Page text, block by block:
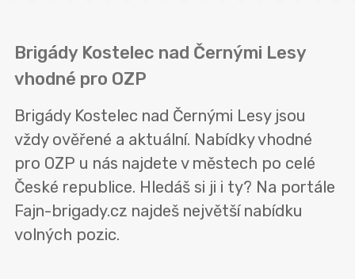
Brigády Kostelec nad Černými Lesy
vhodné pro OZP
Brigády Kostelec nad Černými Lesy jsou
vždy ověřené a aktuální. Nabídky vhodné
pro OZP u nás najdete v městech po celé
České republice. Hledáš si ji i ty? Na portále
Fajn-brigady.cz najdeš největší nabídku
volných pozic.